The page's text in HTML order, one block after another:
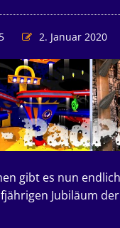
2. Januar 2020
gibt es nun
Jubiläum